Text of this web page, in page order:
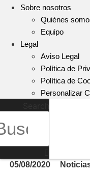
Sobre nosotros
Quiénes
Equipo
Legal
Aviso Legal
Política de
Política de
Personalizar
05/08/2020